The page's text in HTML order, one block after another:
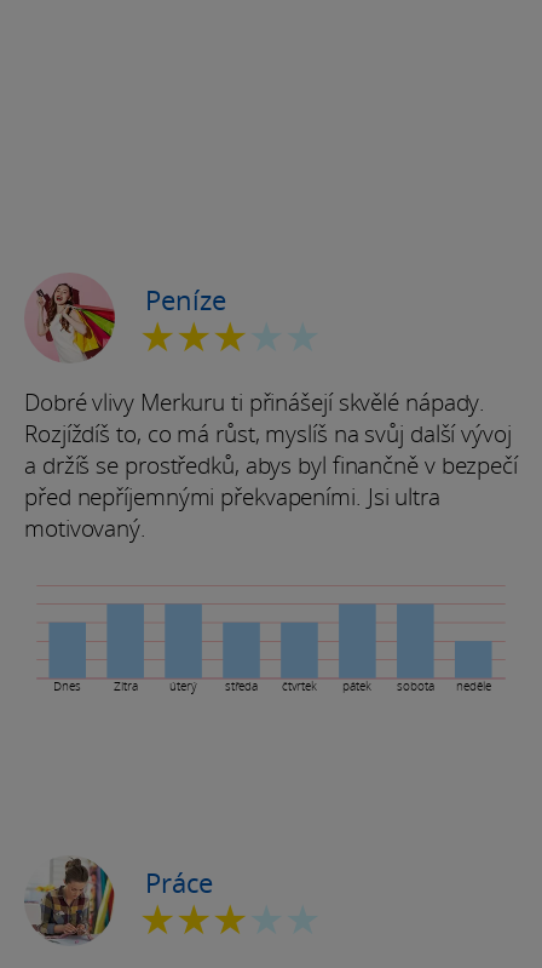
Peníze
★★★★★
Dnes Zítra úterý středa čtvrtek pátek sobota neděle
Dobré vlivy Merkuru ti přinášejí skvělé nápady.
Rozjíždíš to, co má růst, myslíš na svůj další vývoj
a držíš se prostředků, abys byl finančně v bezpečí
před nepříjemnými překvapeními. Jsi ultra
motivovaný.
Práce
★★★★★